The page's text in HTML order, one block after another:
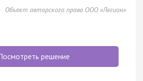
Объект авторского права ООО «Легион»
решение